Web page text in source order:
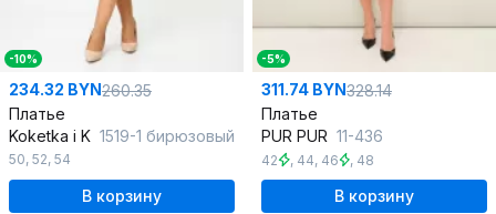
-10%
234.32 BYN260.35
Платье
Koketka i K 1519-1 бирюзовый
50, 52, 54
В корзину
-5%
311.74 BYN328.14
Платье
PUR PUR 11-436
42 , 44, 46 , 48
В корзину